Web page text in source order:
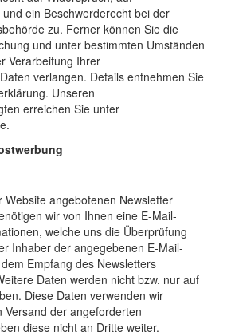
ein Beschwerderecht bei der
zu. Ferner können Sie die
und unter bestimmten Umständen
Verarbeitung Ihrer
verlangen. Details entnehmen Sie
Unseren
erreichen Sie unter
Website angebotenen Newsletter
wir von Ihnen eine E-Mail-
welche uns die Überprüfung
Inhaber der angegebenen E-Mail-
Empfang des Newsletters
Daten werden nicht bzw. nur auf
Diese Daten verwenden wir
der angeforderten
diese nicht an Dritte weiter.